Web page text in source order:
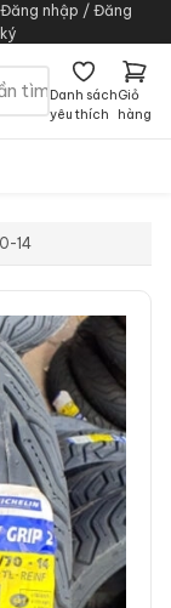
Đăng nhập / Đăng
ký
Danh sách
yêu thích
Giỏ
hàng
14